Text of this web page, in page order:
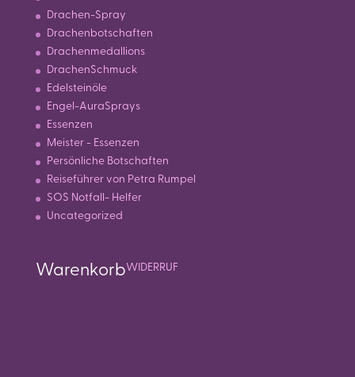
Drachen-Spray
Drachenbotschaften
Drachenmedallions
DrachenSchmuck
Edelsteinöle
Engel-AuraSprays
Essenzen
Meister - Essenzen
Persönliche Botschaften
Reiseführer von Petra Rumpel
SOS Notfall- Helfer
Uncategorized
WarenkorbWIDERRUF